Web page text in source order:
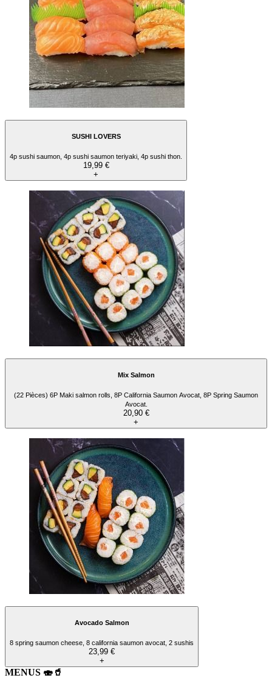
SUSHI LOVERS
4p sushi saumon, 4p sushi saumon teriyaki, 4p sushi thon.
19,99 €
+
Mix Salmon
(22 Pièces) 6P Maki salmon rolls, 8P California Saumon Avocat, 8P Spring Saumon
Avocat.
20,90 €
+
Avocado Salmon
8 spring saumon cheese, 8 california saumon avocat, 2 sushis
23,99 €
+
MENUS 🍣🥤